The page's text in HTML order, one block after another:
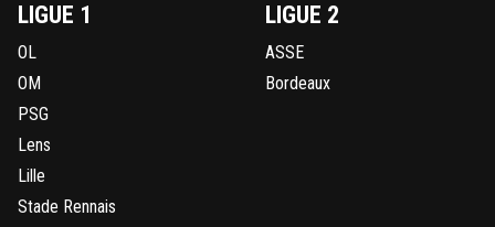
LIGUE 1
OL
OM
PSG
Lens
Lille
Stade Rennais
LIGUE 2
ASSE
Bordeaux